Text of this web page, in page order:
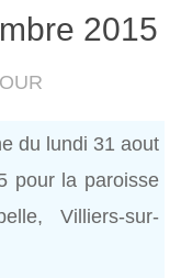
2015
du lundi 31 aout
pour la paroisse
Villiers-sur-